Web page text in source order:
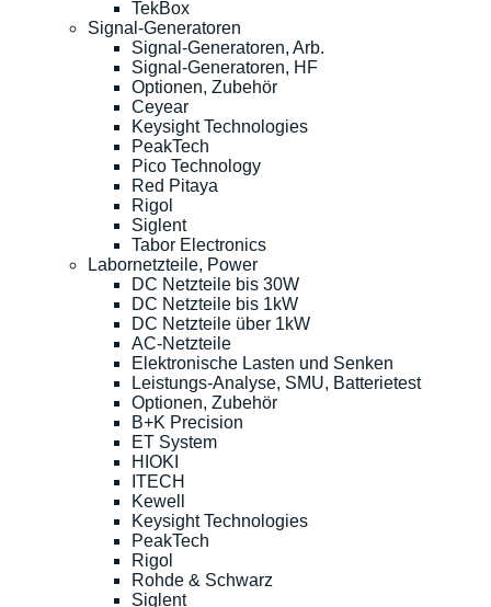
TekBox
Signal-Generatoren
Signal-Generatoren, Arb.
Signal-Generatoren, HF
Optionen, Zubehör
Ceyear
Keysight Technologies
PeakTech
Pico Technology
Red Pitaya
Rigol
Siglent
Tabor Electronics
Labornetzteile, Power
DC Netzteile bis 30W
DC Netzteile bis 1kW
DC Netzteile über 1kW
AC-Netzteile
Elektronische Lasten und Senken
Leistungs-Analyse, SMU, Batterietest
Optionen, Zubehör
B+K Precision
ET System
HIOKI
ITECH
Kewell
Keysight Technologies
PeakTech
Rigol
Rohde & Schwarz
Siglent